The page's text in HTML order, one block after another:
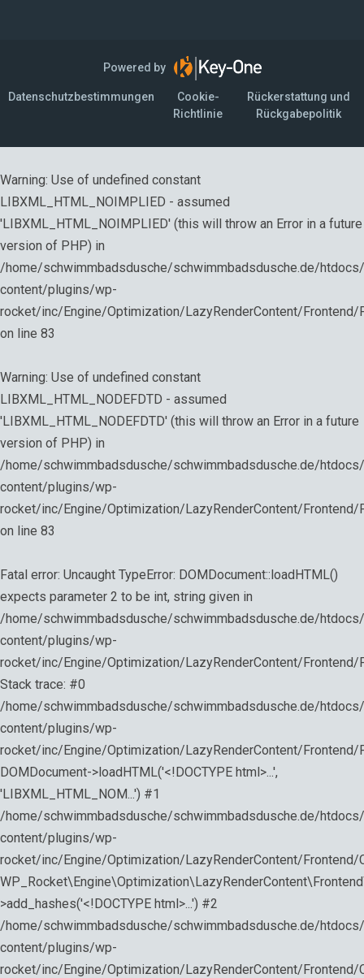
Powered by
Datenschutzbestimmungen
Cookie-
Richtlinie
Rückerstattung und
Rückgabepolitik
Warning: Use of undefined constant
LIBXML_HTML_NOIMPLIED - assumed
'LIBXML_HTML_NOIMPLIED' (this will throw an Error in a future
version of PHP) in
/home/schwimmbadsdusche/schwimmbadsdusche.de/
content/plugins/wp-
rocket/inc/Engine/Optimization/LazyRenderContent/
on line 83
Warning: Use of undefined constant
LIBXML_HTML_NODEFDTD - assumed
'LIBXML_HTML_NODEFDTD' (this will throw an Error in a future
version of PHP) in
/home/schwimmbadsdusche/schwimmbadsdusche.de/
content/plugins/wp-
rocket/inc/Engine/Optimization/LazyRenderContent/
on line 83
Fatal error: Uncaught TypeError: DOMDocument::loadHTML()
expects parameter 2 to be int, string given in
/home/schwimmbadsdusche/schwimmbadsdusche.de/
content/plugins/wp-
rocket/inc/Engine/Optimization/LazyRenderContent/Frontend/
Stack trace: #0
/home/schwimmbadsdusche/schwimmbadsdusche.de/
content/plugins/wp-
rocket/inc/Engine/Optimization/LazyRenderContent/Frontend/
DOMDocument->loadHTML('<!DOCTYPE html>...',
'LIBXML_HTML_NOM...') #1
/home/schwimmbadsdusche/schwimmbadsdusche.de/
content/plugins/wp-
rocket/inc/Engine/Optimization/LazyRenderContent/Frontend/
>add_hashes('<!DOCTYPE html>...') #2
/home/schwimmbadsdusche/schwimmbadsdusche.de/
content/plugins/wp-
rocket/inc/Engine/Optimization/LazyRenderContent/Frontend/